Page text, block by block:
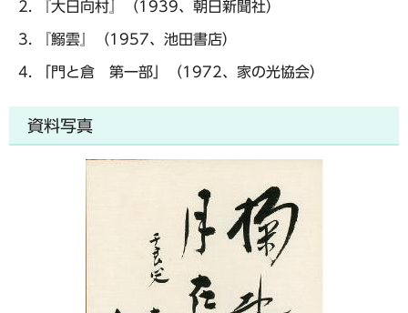
『大日向村』（1939、朝日新聞社）
『鰯雲』（1957、池田書店）
「門と倉 第一部」（1972、家の光協会）
資料写真